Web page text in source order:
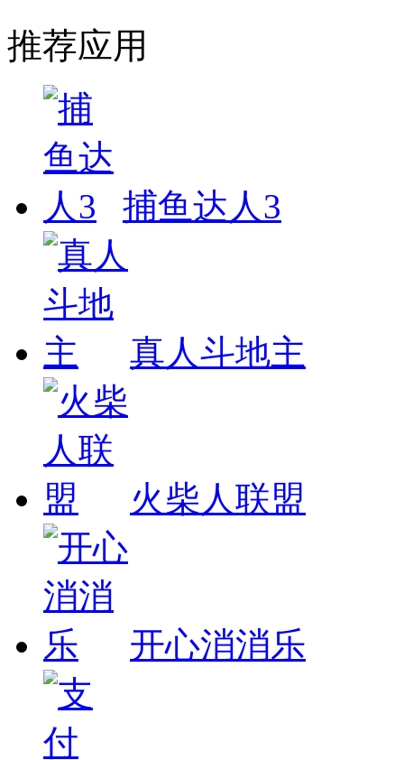
推荐应用
捕鱼达人3
真人斗地主
火柴人联盟
开心消消乐